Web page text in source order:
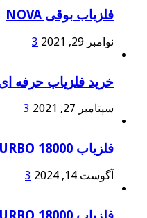
فلزیاب بوقی NOVA
نوامبر 29, 2021 3
خرید فلزیاب حرفه ای
سپتامبر 27, 2021 3
فلزیاب FULL SENSOR TURBO 18000
آگوست 14, 2024 3